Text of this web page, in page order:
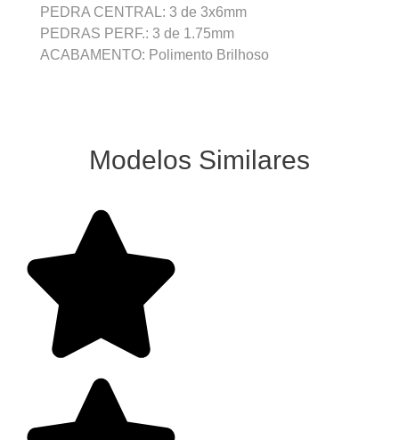
PEDRA CENTRAL: 3 de 3x6mm
PEDRAS PERF.: 3 de 1.75mm
ACABAMENTO: Polimento Brilhoso
Modelos Similares